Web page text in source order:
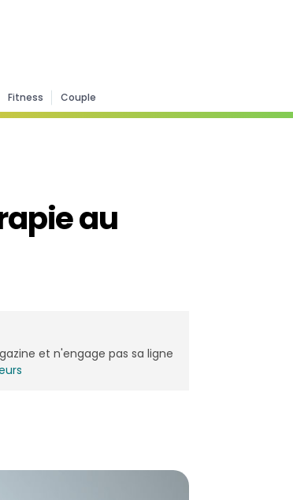
Fitness Couple
au
et n'engage pas sa ligne